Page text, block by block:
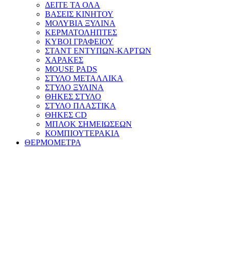
ΔΕΙΤΕ ΤΑ ΟΛΑ
ΒΑΣΕΙΣ ΚΙΝΗΤΟΥ
ΜΟΛΥΒΙΑ ΞΥΛΙΝΑ
ΚΕΡΜΑΤΟΛΗΠΤΕΣ
ΚΥΒΟΙ ΓΡΑΦΕΙΟΥ
ΣΤΑΝΤ ΕΝΤΥΠΩΝ-ΚΑΡΤΩΝ
ΧΑΡΑΚΕΣ
MOUSE PADS
ΣΤΥΛΟ ΜΕΤΑΛΛΙΚΑ
ΣΤΥΛΟ ΞΥΛΙΝΑ
ΘΗΚΕΣ ΣΤΥΛΟ
ΣΤΥΛΟ ΠΛΑΣΤΙΚΑ
ΘΗΚΕΣ CD
ΜΠΛΟΚ ΣΗΜΕΙΩΣΕΩΝ
ΚΟΜΠΙΟΥΤΕΡΑΚΙΑ
ΘΕΡΜΟΜΕΤΡΑ